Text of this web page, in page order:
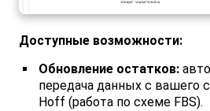
Доступные возможности:
Обновление остатков:
передача данных с вашего
Hoff (работа по схеме FBS).